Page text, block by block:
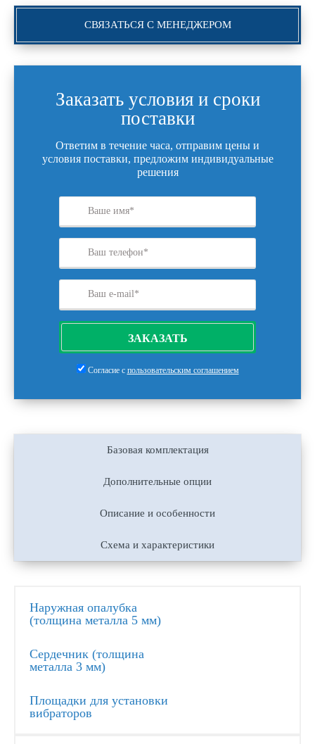
СВЯЗАТЬСЯ С МЕНЕДЖЕРОМ
Заказать условия и сроки
поставки
Ответим в течение часа, отправим цены и
условия поставки, предложим индивидуальные
решения
ЗАКАЗАТЬ
Согласие с пользовательским соглашением
Базовая комплектация
Дополнительные опции
Описание и особенности
Схема и характеристики
Наружная опалубка
(толщина металла 5 мм)
Сердечник (толщина
металла 3 мм)
Площадки для установки
вибраторов